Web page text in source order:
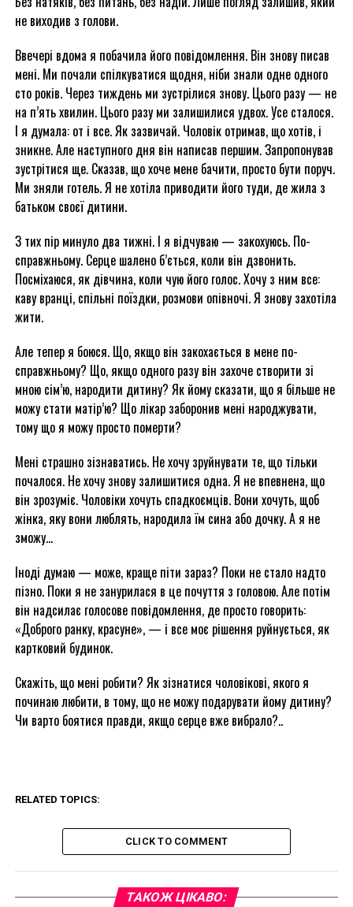
не виходив з голови.
Ввечері вдома я побачила його повідомлення. Він знову писав
мені. Ми почали спілкуватися щодня, ніби знали одне одного
сто років. Через тиждень ми зустрілися знову. Цього разу — не
на п’ять хвилин. Цього разу ми залишилися удвох. Усе сталося.
І я думала: от і все. Як зазвичай. Чоловік отримав, що хотів, і
зникне. Але наступного дня він написав першим. Запропонував
зустрітися ще. Сказав, що хоче мене бачити, просто бути поруч.
Ми зняли готель. Я не хотіла приводити його туди, де жила з
батьком своєї дитини.
З тих пір минуло два тижні. І я відчуваю — закохуюсь. По-
справжньому. Серце шалено б’ється, коли він дзвонить.
Посміхаюся, як дівчина, коли чую його голос. Хочу з ним все:
каву вранці, спільні поїздки, розмови опівночі. Я знову захотіла
жити.
Але тепер я боюся. Що, якщо він закохається в мене по-
справжньому? Що, якщо одного разу він захоче створити зі
мною сім’ю, народити дитину? Як йому сказати, що я більше не
можу стати матір’ю? Що лікар заборонив мені народжувати,
тому що я можу просто померти?
Мені страшно зізнаватись. Не хочу зруйнувати те, що тільки
почалося. Не хочу знову залишитися одна. Я не впевнена, що
він зрозуміє. Чоловіки хочуть спадкоємців. Вони хочуть, щоб
жінка, яку вони люблять, народила їм сина або дочку. А я не
зможу…
Іноді думаю — може, краще піти зараз? Поки не стало надто
пізно. Поки я не занурилася в це почуття з головою. Але потім
він надсилає голосове повідомлення, де просто говорить:
«Доброго ранку, красуне», — і все моє рішення руйнується, як
картковий будинок.
Скажіть, що мені робити? Як зізнатися чоловікові, якого я
починаю любити, в тому, що не можу подарувати йому дитину?
Чи варто боятися правди, якщо серце вже вибрало?..
RELATED TOPICS:
CLICK TO COMMENT
ТАКОЖ ЦІКАВО: